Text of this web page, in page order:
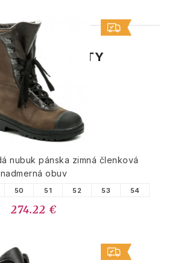
PRODUKTY
nubuk pánska zimná členková
nadmerná obuv
50 51 52 53 54
274.22 €